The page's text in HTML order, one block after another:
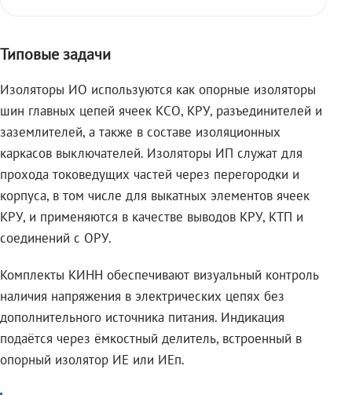
Типовые задачи
Изоляторы ИО используются как опорные изоляторы
шин главных цепей ячеек КСО, КРУ, разъединителей и
заземлителей, а также в составе изоляционных
каркасов выключателей. Изоляторы ИП служат для
прохода токоведущих частей через перегородки и
корпуса, в том числе для выкатных элементов ячеек
КРУ, и применяются в качестве выводов КРУ, КТП и
соединений с ОРУ.
Комплекты КИНН обеспечивают визуальный контроль
наличия напряжения в электрических цепях без
дополнительного источника питания. Индикация
подаётся через ёмкостный делитель, встроенный в
опорный изолятор ИЕ или ИЕп.